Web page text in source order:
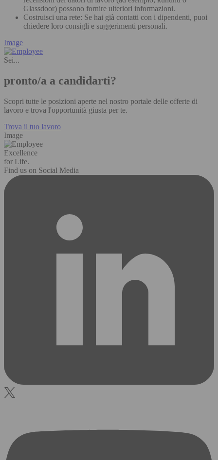
Glassdoor) possono fornire ulteriori informazioni.
Costruisci una rete: Se hai già contatti con i dipendenti, puoi
chiedere loro consigli e suggerimenti personali.
Image
Sei...
pronto/a a candidarti?
Scopri tutte le posizioni aperte nel nostro portale delle offerte di
lavoro e trova l'opportunità giusta per te.
Trova il tuo lavoro
Image
Excellence
for Life.
Find us on Social Media